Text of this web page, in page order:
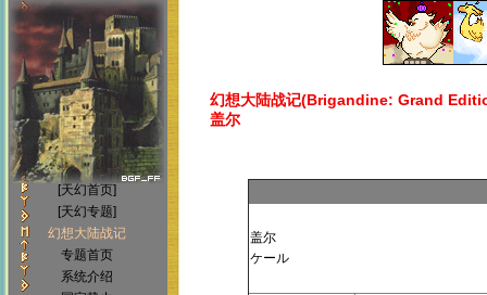
幻想大陆战记(Brigandine: Grand
盖尔
盖尔
ケール
[天幻首页]
[天幻专题]
幻想大陆战记
专题首页
系统介绍